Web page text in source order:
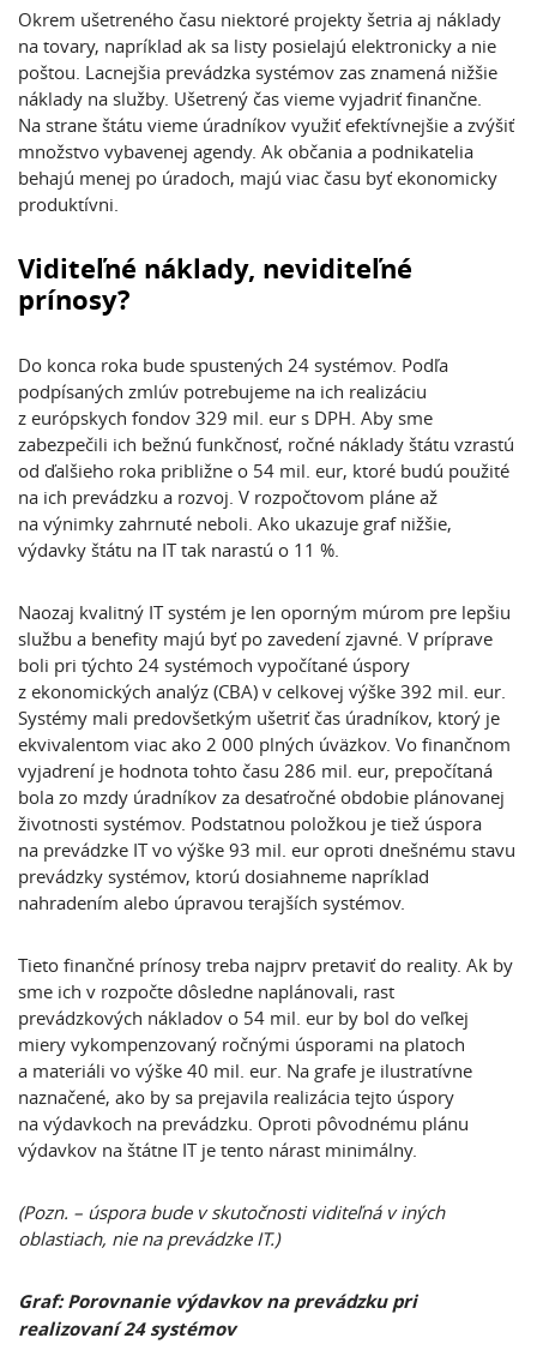
Okrem ušetreného času niektoré projekty šetria aj náklady
na tovary, napríklad ak sa listy posielajú elektronicky a nie
poštou. Lacnejšia prevádzka systémov zas znamená nižšie
náklady na služby. Ušetrený čas vieme vyjadriť finančne.
Na strane štátu vieme úradníkov využiť efektívnejšie a zvýšiť
množstvo vybavenej agendy. Ak občania a podnikatelia
behajú menej po úradoch, majú viac času byť ekonomicky
produktívni.
Viditeľné náklady, neviditeľné
prínosy?
Do konca roka bude spustených 24 systémov. Podľa
podpísaných zmlúv potrebujeme na ich realizáciu
z európskych fondov 329 mil. eur s DPH. Aby sme
zabezpečili ich bežnú funkčnosť, ročné náklady štátu vzrastú
od ďalšieho roka približne o 54 mil. eur, ktoré budú použité
na ich prevádzku a rozvoj. V rozpočtovom pláne až
na výnimky zahrnuté neboli. Ako ukazuje graf nižšie,
výdavky štátu na IT tak narastú o 11 %.
Naozaj kvalitný IT systém je len oporným múrom pre lepšiu
službu a benefity majú byť po zavedení zjavné. V príprave
boli pri týchto 24 systémoch vypočítané úspory
z ekonomických analýz (CBA) v celkovej výške 392 mil. eur.
Systémy mali predovšetkým ušetriť čas úradníkov, ktorý je
ekvivalentom viac ako 2 000 plných úväzkov. Vo finančnom
vyjadrení je hodnota tohto času 286 mil. eur, prepočítaná
bola zo mzdy úradníkov za desaťročné obdobie plánovanej
životnosti systémov. Podstatnou položkou je tiež úspora
na prevádzke IT vo výške 93 mil. eur oproti dnešnému stavu
prevádzky systémov, ktorú dosiahneme napríklad
nahradením alebo úpravou terajších systémov.
Tieto finančné prínosy treba najprv pretaviť do reality. Ak by
sme ich v rozpočte dôsledne naplánovali, rast
prevádzkových nákladov o 54 mil. eur by bol do veľkej
miery vykompenzovaný ročnými úsporami na platoch
a materiáli vo výške 40 mil. eur. Na grafe je ilustratívne
naznačené, ako by sa prejavila realizácia tejto úspory
na výdavkoch na prevádzku. Oproti pôvodnému plánu
výdavkov na štátne IT je tento nárast minimálny.
(Pozn. – úspora bude v skutočnosti viditeľná v iných
oblastiach, nie na prevádzke IT.)
Graf: Porovnanie výdavkov na prevádzku pri
realizovaní 24 systémov